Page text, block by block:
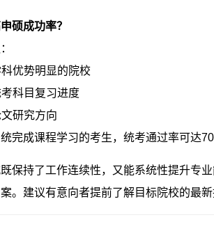
硕成功率？
优势明显的院校
科目复习进度
研究方向
完成课程学习的考生，统考通过率可达
保持了工作连续性，又能系统性提升专
。建议有意向者提前了解目标院校的最